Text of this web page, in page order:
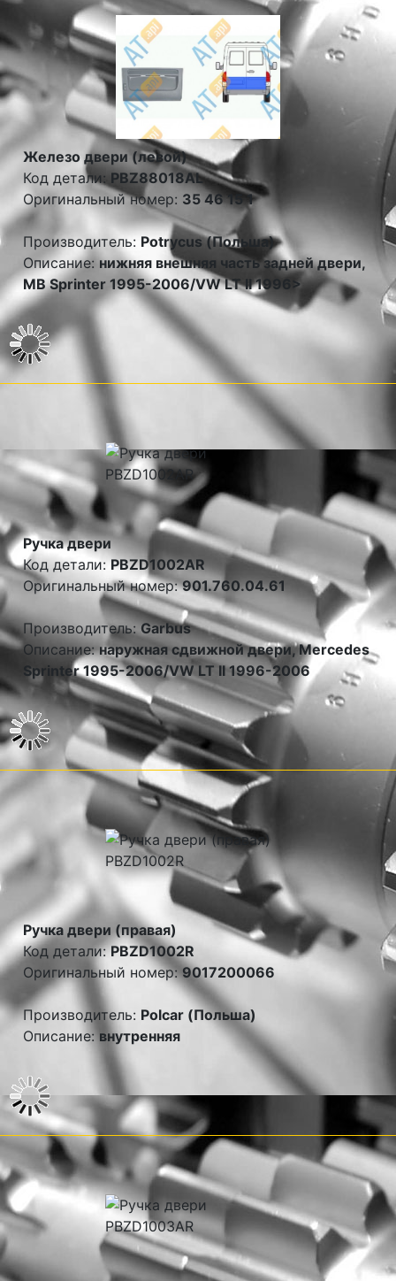
Железо двери (левой)
Код детали: PBZ88018AL
Оригинальный номер: 35 46 15 1
Производитель: Potrycus (Польша)
Описание: нижняя внешняя часть задней двери,
MB Sprinter 1995-2006/VW LT II 1996>
Ручка двери
Код детали:PBZD1002AR
Оригинальный номер:901.760.04.61
Производитель: Garbus
Описание:наружная сдвижной двери, Mercedes
Sprinter 1995-2006/VW LT II 1996-2006
Ручка двери (правая)
Код детали:PBZD1002R
Оригинальный номер:9017200066
Производитель: Polcar (Польша)
Описание:внутренняя